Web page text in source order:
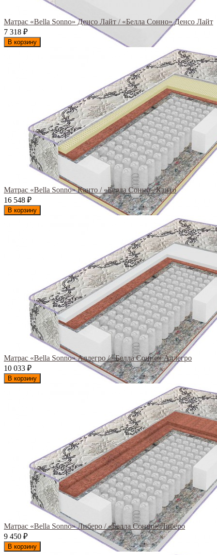
Матрас «Bella Sonno» Денсо Лайт / «Белла Сонно» Денсо Лайт
7 318 ₽
В корзину
Матрас «Bella Sonno» Канто / «Белла Сонно» Канто
16 548 ₽
В корзину
Матрас «Bella Sonno» Аллегро / «Белла Сонно» Аллегро
10 033 ₽
В корзину
Матрас «Bella Sonno» Либеро / «Белла Сонно» Либеро
9 450 ₽
В корзину